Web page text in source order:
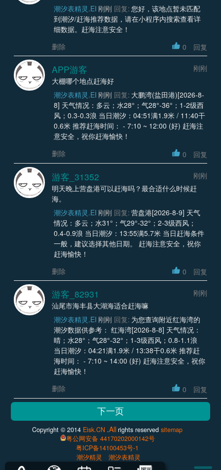
潮汐表精灵.EI 刚刚 回复: 您好，该地点暂未匹配
到潮汐/赶海推荐数据，请在小程序内搜索查看详
细数据。赶海注意安全！
删除
0 回复
APP游客
刚刚
大棚哪个地点赶海好
潮汐表精灵.EI 刚刚 回复: 大鹏湾(盐田港)[2026-8-
8] 天气情况：多云；水28°；气28°-36°；1-2级西
风；0.3-0.3浪 当日潮汐：04:51满1.9米 / 11:40干
0.6米 推荐赶海时间： - 7:10 ~ 12:00 (好) 赶海注
意安全，祝你赶海愉快！
删除
0 回复
游客_31352
刚刚
明天晚上营盘港可以赶海吗？最合适什么时候赶
海。
潮汐表精灵.EI 刚刚 回复: 营盘港[2026-8-9] 天气
情况：多云；水31°；气29°-32°；2-3级西风；
0.4-0.9浪 当日潮汐：13:55满5.7米 当日赶海条件
一般，建议选择其他日期。 赶海注意安全，祝你
赶海愉快！
删除
0 回复
游客_82931
刚刚
汕尾市海丰县大湖海适合赶海嘛
潮汐表精灵.EI 刚刚 回复: 为您查询附近红海湾的
潮汐数据供参考： 红海湾[2026-8-8] 天气情况：
晴；水28°；气28°-32°；1-3级西风；0.8-1.1浪
当日潮汐：04:21满1.9米 / 13:38干0.6米 推荐赶
海时间： - 7:10 ~ 14:00 (好) 赶海注意安全，祝你
赶海愉快！
删除
0 回复
Copyright © 2014 Eisk.CN .Allrights reservedsitemap
粤公网安备 44170202000142号
粤ICP备14100453号-1
潮汐精灵
潮汐表精灵